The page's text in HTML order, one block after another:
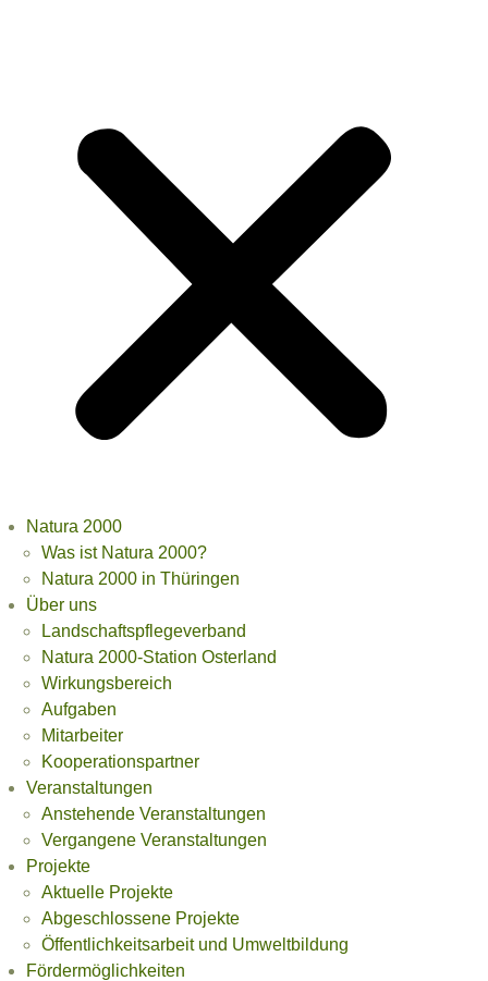
Natura 2000
Was ist Natura 2000?
Natura 2000 in Thüringen
Über uns
Landschaftspflegeverband
Natura 2000-Station Osterland
Wirkungsbereich
Aufgaben
Mitarbeiter
Kooperationspartner
Veranstaltungen
Anstehende Veranstaltungen
Vergangene Veranstaltungen
Projekte
Aktuelle Projekte
Abgeschlossene Projekte
Öffentlichkeitsarbeit und Umweltbildung
Fördermöglichkeiten